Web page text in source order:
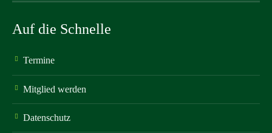
Auf die Schnelle
Termine
Mitglied werden
Datenschutz